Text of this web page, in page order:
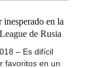
en la
de Rusia
– Es difícil
favoritos en un